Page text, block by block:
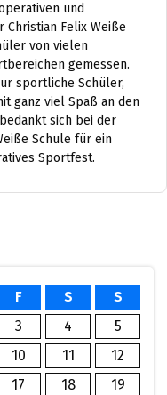
und
Felix Weiße
von vielen
gemessen.
sportliche Schüler,
ganz viel Spaß an den
sich bei der
Schule für ein
Sportfest.
F S
S
3 4
5
10 11
12
17 18
19